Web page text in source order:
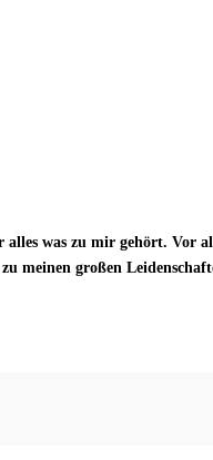
alles was zu mir gehört. Vor
meinen großen